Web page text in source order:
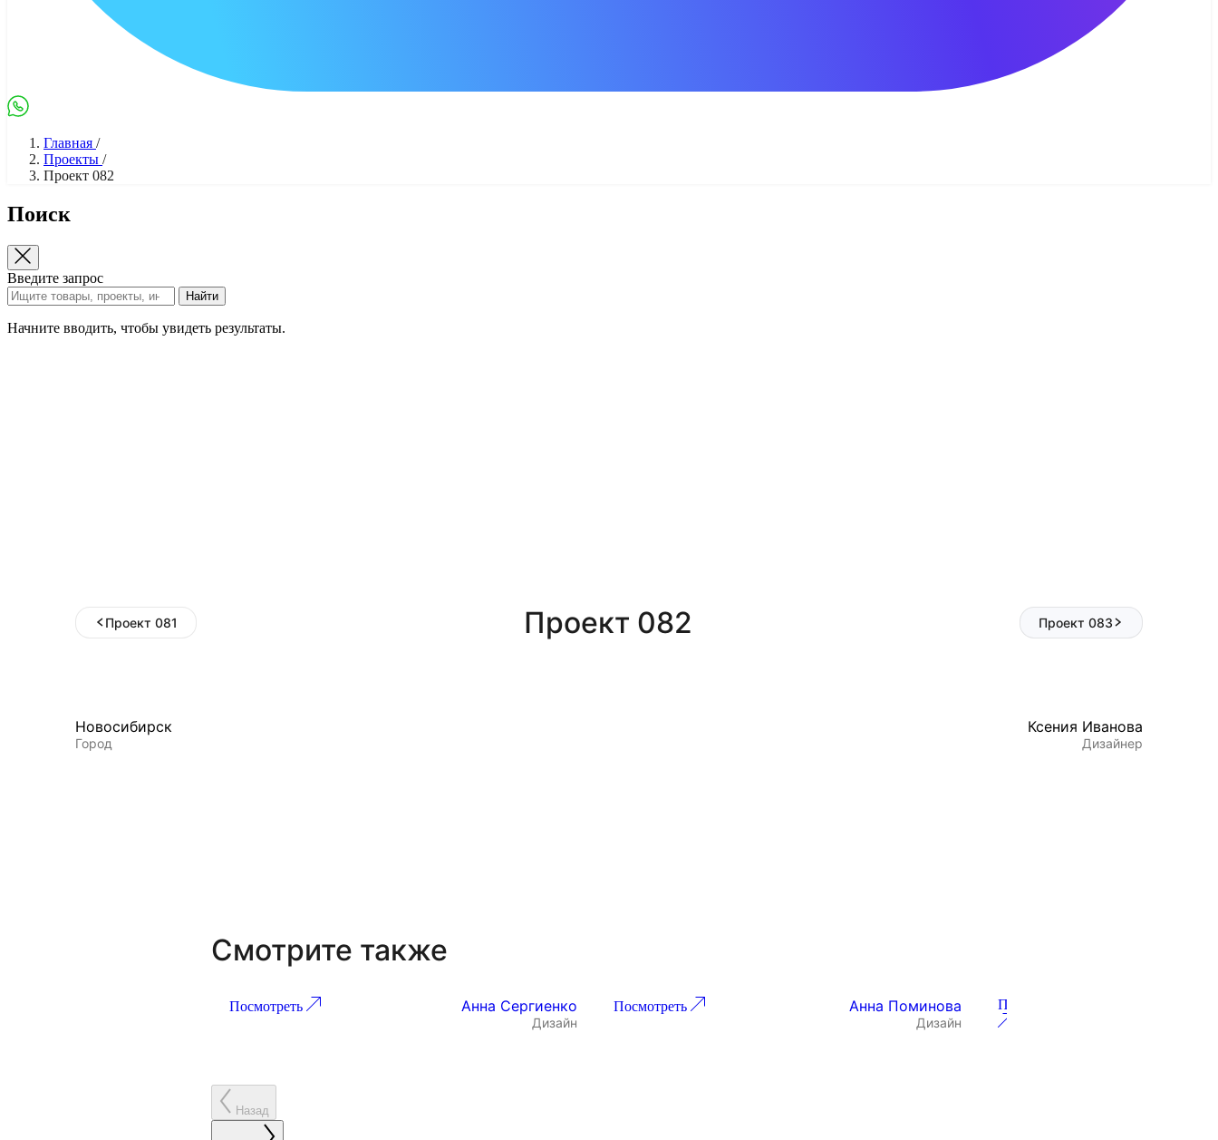
MaxWhatsApp
Главная /
Проекты /
Проект 082
Поиск
Введите запрос
Найти
Начните вводить, чтобы увидеть результаты.
Проект 081 Проект 082 Проект 083
Новосибирск
Город
Ксения Иванова
Дизайнер
Смотрите также
Посмотреть Анна Сергиенко
Дизайн
Посмотреть Анна Поминова
Дизайн Проект 266
Посмотреть
Назад